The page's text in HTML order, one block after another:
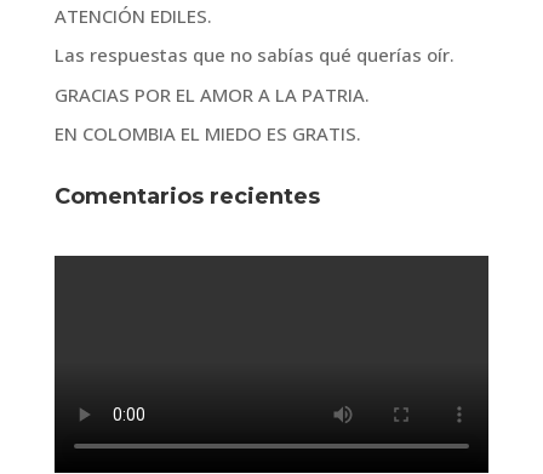
ATENCIÓN EDILES.
Las respuestas que no sabías qué querías oír.
GRACIAS POR EL AMOR A LA PATRIA.
EN COLOMBIA EL MIEDO ES GRATIS.
Comentarios recientes